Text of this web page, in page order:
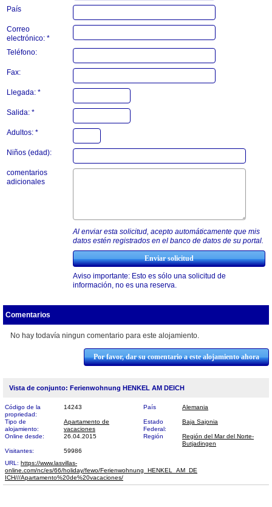
País
Correo
electrónico: *
Teléfono:
Fax:
Llegada: *
Salida: *
Adultos: *
Niños (edad):
comentarios
adicionales
Al enviar esta solicitud, acepto automáticamente que mis
datos estén registrados en el banco de datos de su portal.
Aviso importante: Esto es sólo una solicitud de
información, no es una reserva.
Comentarios
No hay todavía ningun comentario para este alojamiento.
Por favor, dar su comentario a este alojamiento ahora
Vista de conjunto: Ferienwohnung HENKEL AM DEICH
Código de la
propriedad:
14243 País Alemania
Tipo de
alojamiento:
Apartamento de
vacaciones
Estado
Federal:
Baja Sajonia
Online desde: 26.04.2015 Región
Región del Mar del Norte-
Butjadingen
Visitantes:
59986
URL: https://www.lasvillas-
online.com/nc/es/66/holiday/fewo/Ferienwohnung_HENKEL_AM_DE​
ICH///Apartamento%20de%20vacaciones/